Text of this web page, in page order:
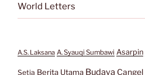
World Letters
A.S. Laksana A. Syauqi Sumbawi Asarpin
Setia Berita Utama Budaya Cangel